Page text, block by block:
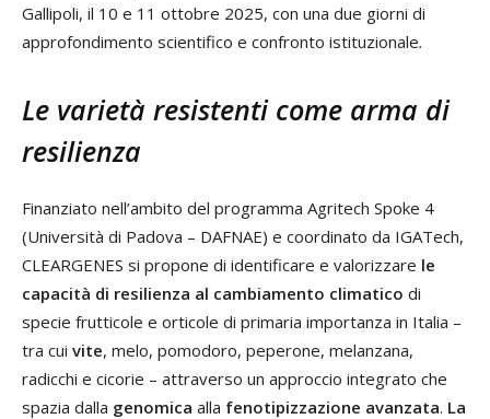
Gallipoli, il 10 e 11 ottobre 2025, con una due giorni di
approfondimento scientifico e confronto istituzionale.
Le varietà resistenti come arma di
resilienza
Finanziato nell’ambito del programma Agritech Spoke 4
(Università di Padova – DAFNAE) e coordinato da IGATech,
CLEARGENES si propone di identificare e valorizzare le
capacità di resilienza al cambiamento climatico di
specie frutticole e orticole di primaria importanza in Italia –
tra cui vite, melo, pomodoro, peperone, melanzana,
radicchi e cicorie – attraverso un approccio integrato che
spazia dalla genomica alla fenotipizzazione avanzata. La